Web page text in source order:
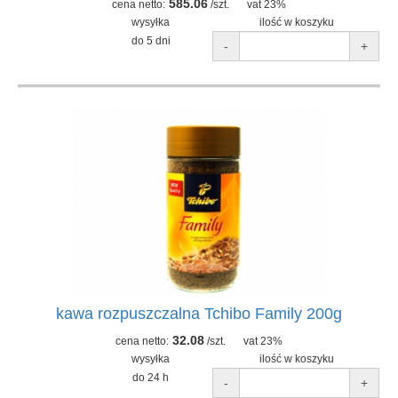
cena netto: 585.06 /szt.
vat 23%
wysyłka
ilość w koszyku
do 5 dni
- +
kawa rozpuszczalna Tchibo Family 200g
cena netto: 32.08 /szt.
vat 23%
wysyłka
ilość w koszyku
do 24 h
- +